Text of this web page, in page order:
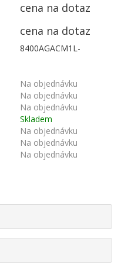
cena na dotaz
cena na dotaz
8400AGACM1L-
Na objednávku
Na objednávku
Na objednávku
Skladem
Na objednávku
Na objednávku
Na objednávku